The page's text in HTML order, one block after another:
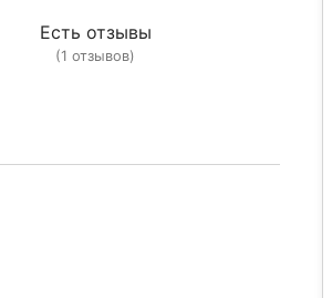
Есть отзывы
(1 отзывов)